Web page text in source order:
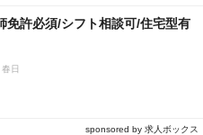
免許必須/シフト相談可/住宅型有
日
sponsored by 求人ボックス